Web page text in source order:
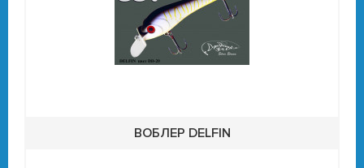
ВОБЛЕР DELFIN